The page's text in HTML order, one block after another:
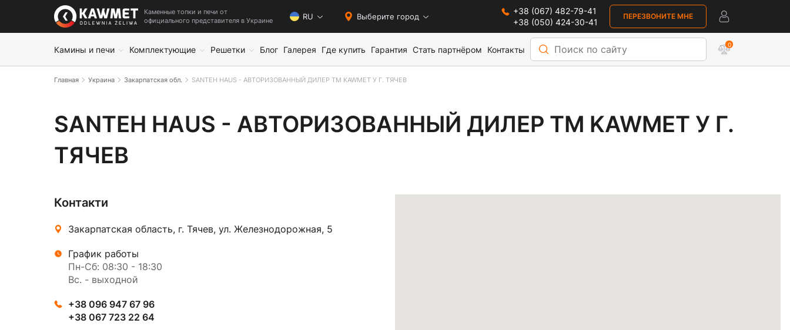
Каменные топки и печи от
официального представителя в Украине
RU Выберите город
+38 (067) 482-79-41
+38 (050) 424-30-41
ПЕРЕЗВОНИТЕ МНЕ
Камины и печи Комплектующие Решетки Блог Галерея Где купить Гарантия Стать партнёром Контакты 0
Главная Украина Закарпатская обл. SANTEH HAUS - АВТОРИЗОВАННЫЙ ДИЛЕР ТМ KAWMET У Г. ТЯЧЕВ
SANTEH HAUS - АВТОРИЗОВАННЫЙ ДИЛЕР ТМ KAWMET У Г. ТЯЧЕВ
SANTEH HAUS - АВТОРИЗОВАННЫЙ ДИЛЕР ТМ KAWMET У Г.
ТЯЧЕВ
Контакти
Закарпатская область, г. Тячев, ул. Железнодорожная, 5
График работы
Пн-Сб: 08:30 - 18:30
Вс. - выходной
+38 096 947 67 96
+38 067 723 22 64